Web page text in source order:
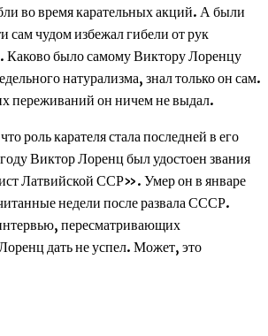
во время карательных акций. А были
сам чудом избежал гибели от рук
Каково было самому Виктору Лоренцу
натурализма, знал только он сам.
переживаний он ничем не выдал.
роль карателя стала последней в его
Виктор Лоренц был удостоен звания
Латвийской ССР». Умер он в январе
недели после развала СССР.
пересматривающих
дать не успел. Может, это